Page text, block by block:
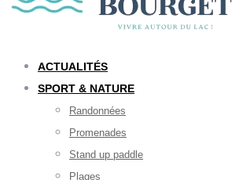
ACTUALITÉS
SPORT & NATURE
Randonnées
Promenades
Stand up paddle
Plages